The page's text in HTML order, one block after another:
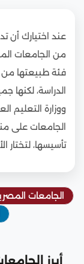
عند اختيارك أن
من الجامعات
فئة طبيعتها من
الدراسة،
ووزارة التعليم
الجامعات على
تأسيسها،
الجامعات
أبرز